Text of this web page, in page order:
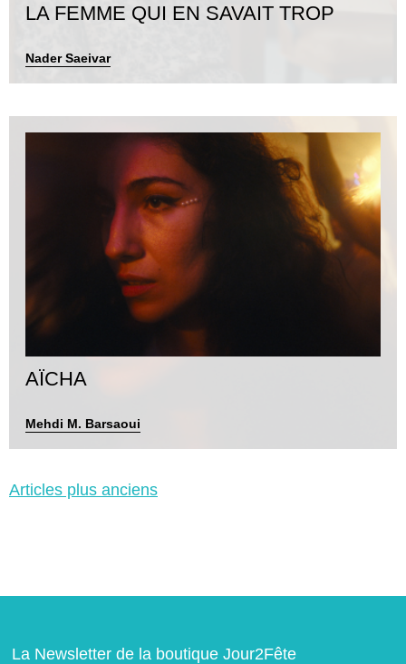
LA FEMME QUI EN SAVAIT TROP
Nader Saeivar
AÏCHA
Mehdi M. Barsaoui
Navigation
Articles plus anciens
La Newsletter de la boutique Jour2Fête